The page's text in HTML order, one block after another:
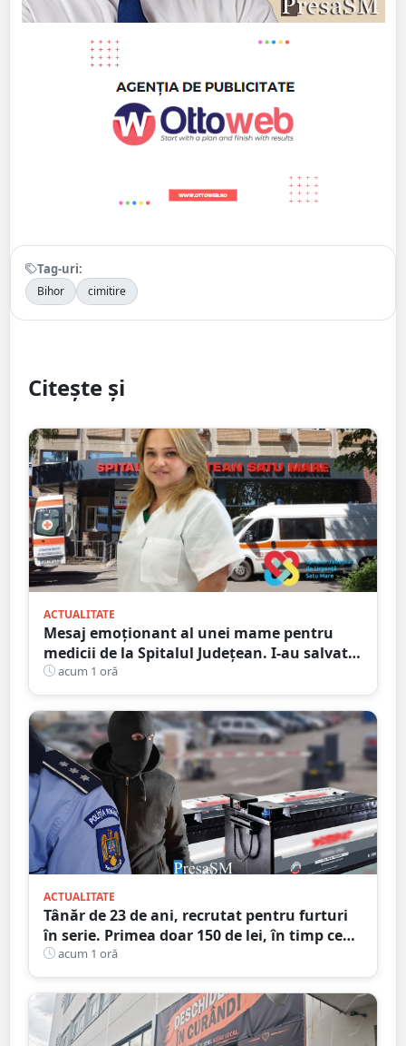
Tag-uri:
Bihor cimitire
Citește și
ACTUALITATE
Mesaj emoționant al unei mame pentru
medicii de la Spitalul Județean. I-au salvat
copilul după ani de încercări fără rezultat
acum 1 oră
ACTUALITATE
Tânăr de 23 de ani, recrutat pentru furturi
în serie. Primea doar 150 de lei, în timp ce
complicii dispăreau cu prada
acum 1 oră